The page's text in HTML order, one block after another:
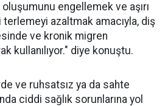
oluşumunu engellemek ve aşırı
azaltmak amacıyla, diş
ve kronik migren
kullanılıyor." diye konuştu.
ve ruhsatsız ya da sahte
ciddi sağlık sorunlarına yol